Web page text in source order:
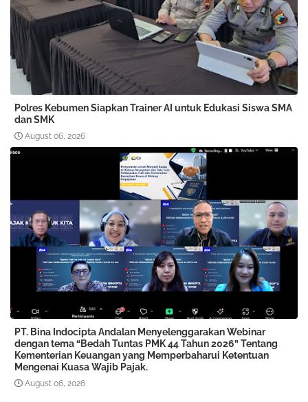
Polres Kebumen Siapkan Trainer AI untuk Edukasi Siswa SMA
dan SMK
August 06, 2026
PT. Bina Indocipta Andalan Menyelenggarakan Webinar
dengan tema “Bedah Tuntas PMK 44 Tahun 2026” Tentang
Kementerian Keuangan yang Memperbaharui Ketentuan
Mengenai Kuasa Wajib Pajak.
August 06, 2026